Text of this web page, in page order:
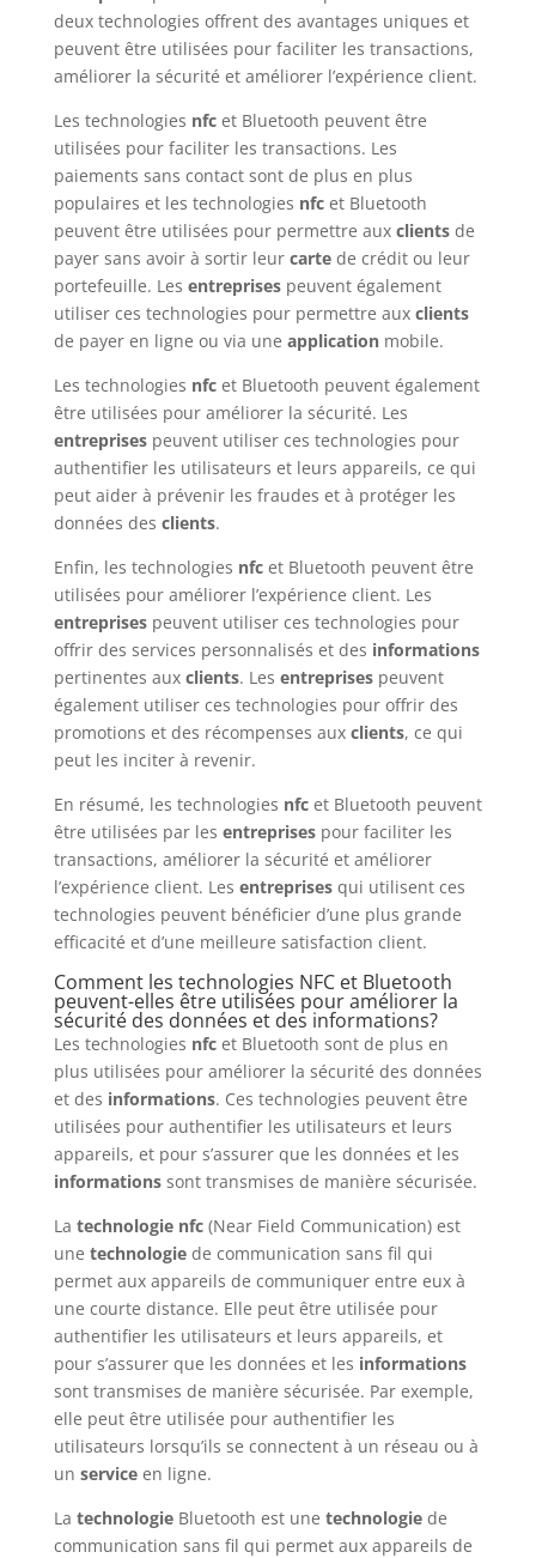
deux technologies offrent des avantages uniques et
peuvent être utilisées pour faciliter les transactions,
améliorer la sécurité et améliorer l’expérience client.
Les technologies nfcet Bluetooth peuvent être
utilisées pour faciliter les transactions. Les
paiements sans contact sont de plus en plus
populaires et les technologies nfcet Bluetooth
peuvent être utilisées pour permettre aux clientsde
payer sans avoir à sortir leur cartede crédit ou leur
portefeuille. Les entreprisespeuvent également
utiliser ces technologies pour permettre aux clients
de payer en ligne ou via une applicationmobile.
Les technologies nfcet Bluetooth peuvent également
être utilisées pour améliorer la sécurité. Les
entreprisespeuvent utiliser ces technologies pour
authentifier les utilisateurs et leurs appareils, ce qui
peut aider à prévenir les fraudes et à protéger les
données des clients.
Enfin, les technologies nfcet Bluetooth peuvent être
utilisées pour améliorer l’expérience client. Les
entreprisespeuvent utiliser ces technologies pour
offrir des services personnalisés et des informations
pertinentes aux clients. Les entreprisespeuvent
également utiliser ces technologies pour offrir des
promotions et des récompenses aux clients, ce qui
peut les inciter à revenir.
En résumé, les technologies nfcet Bluetooth peuvent
être utilisées par les entreprisespour faciliter les
transactions, améliorer la sécurité et améliorer
l’expérience client. Les entreprisesqui utilisent ces
technologies peuvent bénéficier d’une plus grande
efficacité et d’une meilleure satisfaction client.
Comment les technologies NFC et Bluetooth
peuvent-elles être utilisées pour améliorer la
sécurité des données et des informations?
Les technologies nfcet Bluetooth sont de plus en
plus utilisées pour améliorer la sécurité des données
et des informations. Ces technologies peuvent être
utilisées pour authentifier les utilisateurs et leurs
appareils, et pour s’assurer que les données et les
informationssont transmises de manière sécurisée.
La technologie nfc(Near Field Communication) est
une technologiede communication sans fil qui
permet aux appareils de communiquer entre eux à
une courte distance. Elle peut être utilisée pour
authentifier les utilisateurs et leurs appareils, et
pour s’assurer que les données et les informations
sont transmises de manière sécurisée. Par exemple,
elle peut être utilisée pour authentifier les
utilisateurs lorsqu’ils se connectent à un réseau ou à
un serviceen ligne.
La technologieBluetooth est une technologiede
communication sans fil qui permet aux appareils de